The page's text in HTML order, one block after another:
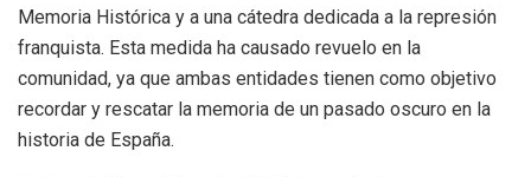
Memoria Histórica y a una cátedra dedicada a la represión
franquista. Esta medida ha causado revuelo en la
comunidad, ya que ambas entidades tienen como objetivo
recordar y rescatar la memoria de un pasado oscuro en la
historia de España.